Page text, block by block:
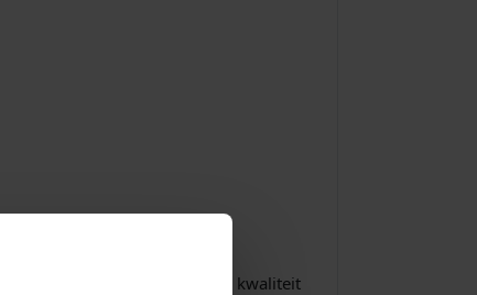
allebei blij verrast over de kwaliteit